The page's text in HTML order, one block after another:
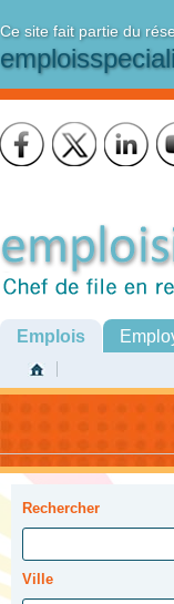
Ce site fait partie du
Emplois
Rechercher
Ville